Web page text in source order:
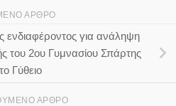
ΆΡΘΡΟ
για ανάληψη
του 2ου Γυμνασίου Σπάρτης
Γύθειο
ΆΡΘΡΟ